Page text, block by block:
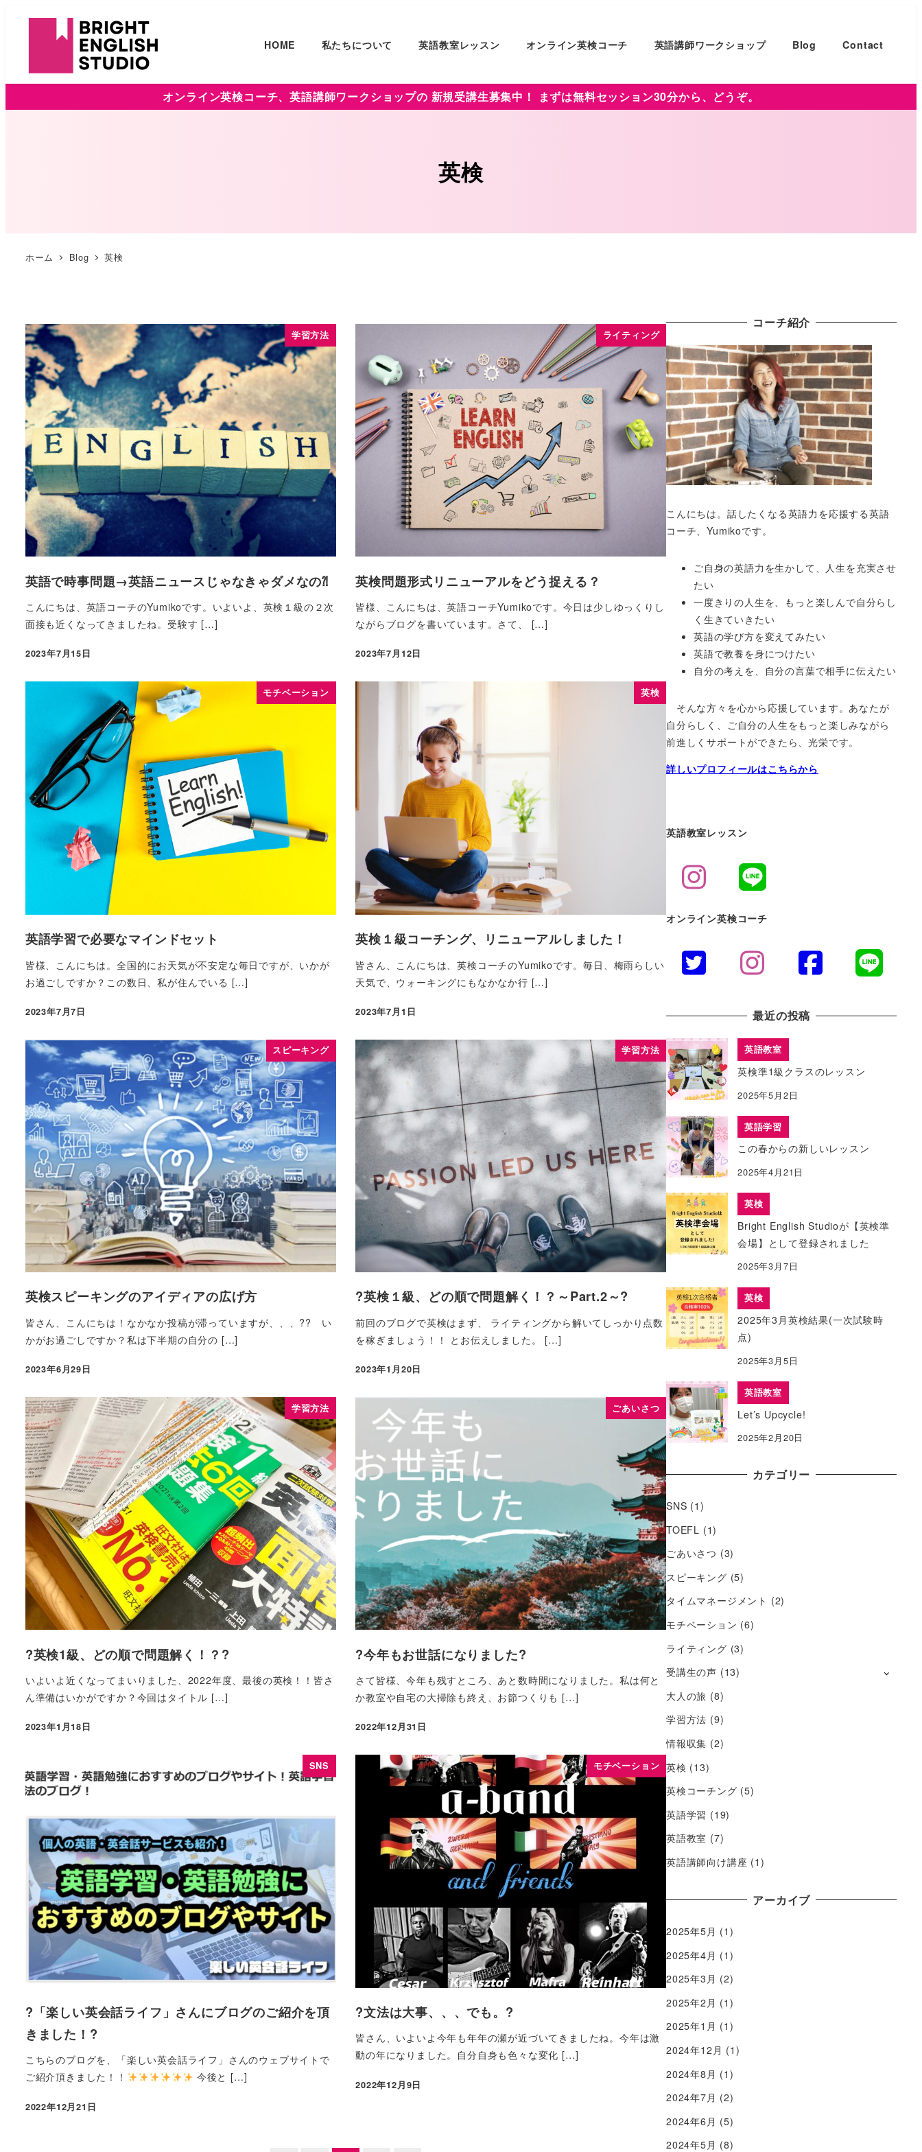
HOME 私たちについて 英語教室レッスン オンライン英検コーチ 英語講師ワークショップ Blog Contact
オンライン英検コーチ、英語講師ワークショップの 新規受講生募集中！ まずは無料セッション30分から、どうぞ。
英検
ホーム Blog 英検
学習方法
英語で時事問題→英語ニュースじゃなきゃダメなの⁈
こんにちは、英語コーチのYumikoです。いよいよ、英検１級の２次
面接も近くなってきましたね。受験す […]
2023年7月15日
ライティング
英検問題形式リニューアルをどう捉える？
皆様、こんにちは、英語コーチYumikoです。今日は少しゆっくりし
ながらブログを書いています。さて、 […]
2023年7月12日
モチベーション
英語学習で必要なマインドセット
皆様、こんにちは。全国的にお天気が不安定な毎日ですが、いかが
お過ごしですか？この数日、私が住んでいる […]
2023年7月7日
英検
英検１級コーチング、リニューアルしました！
皆さん、こんにちは、英検コーチのYumikoです。毎日、梅雨らしい
天気で、ウォーキングにもなかなか行 […]
2023年7月1日
スピーキング
英検スピーキングのアイディアの広げ方
皆さん、こんにちは！なかなか投稿が滞っていますが、、、?? い
かがお過ごしですか？私は下半期の自分の […]
2023年6月29日
学習方法
?英検１級、どの順で問題解く！？～Part.2～?
前回のブログで英検はまず、 ライティングから解いてしっかり点数
を稼ぎましょう！！ とお伝えしました。 […]
2023年1月20日
学習方法
?英検1級、どの順で問題解く！？?
いよいよ近くなってまいりました、2022年度、最後の英検！！皆さ
ん準備はいかがですか？今回はタイトル […]
2023年1月18日
ごあいさつ
?今年もお世話になりました?
さて皆様、今年も残すところ、あと数時間になりました。私は何と
か教室や自宅の大掃除も終え、お節つくりも […]
2022年12月31日
SNS
?「楽しい英会話ライフ」さんにブログのご紹介を頂
きました！?
こちらのブログを、「楽しい英会話ライフ」さんのウェブサイトで
ご紹介頂きました！！
今後と […]
2022年12月21日
モチベーション
?文法は大事、、、でも。?
皆さん、いよいよ今年も年年の瀬が近づいてきましたね。今年は激
動の年になりました。自分自身も色々な変化 […]
2022年12月9日
コーチ紹介
こんにちは。話したくなる英語力を応援する英語
コーチ、Yumikoです。
ご自身の英語力を生かして、人生を充実させ
たい
一度きりの人生を、もっと楽しんで自分らし
く生きていきたい
英語の学び方を変えてみたい
英語で教養を身につけたい
自分の考えを、自分の言葉で相手に伝えたい
そんな方々を心から応援しています。あなたが
自分らしく、ご自分の人生をもっと楽しみながら
前進しくサポートができたら、光栄です。
詳しいプロフィールはこちらから
英語教室レッスン
オンライン英検コーチ
最近の投稿
英語教室
英検準1級クラスのレッスン
2025年5月2日
英語学習
この春からの新しいレッスン
2025年4月21日
英検
Bright English Studioが【英検準
会場】として登録されました
2025年3月7日
英検
2025年3月英検結果(一次試験時
点)
2025年3月5日
英語教室
Let’s Upcycle!
2025年2月20日
カテゴリー
SNS (1)
TOEFL (1)
ごあいさつ (3)
スピーキング (5)
タイムマネージメント (2)
モチベーション (6)
ライティング (3)
受講生の声 (13)
大人の旅 (8)
学習方法 (9)
情報収集 (2)
英検 (13)
英検コーチング (5)
英語学習 (19)
英語教室 (7)
英語講師向け講座 (1)
アーカイブ
2025年5月 (1)
2025年4月 (1)
2025年3月 (2)
2025年2月 (1)
2025年1月 (1)
2024年12月 (1)
2024年8月 (1)
2024年7月 (2)
2024年6月 (5)
2024年5月 (8)